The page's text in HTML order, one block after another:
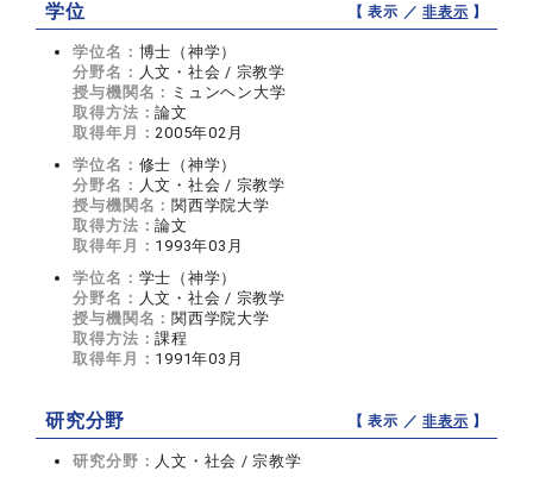
学位 【 表示 ／非表示 】
学位名： 博士（神学）
分野名： 人文・社会 / 宗教学
授与機関名： ミュンヘン大学
取得方法：論文
取得年月：2005年02月
学位名： 修士（神学）
分野名： 人文・社会 / 宗教学
授与機関名： 関西学院大学
取得方法：論文
取得年月： 1993年03月
学位名： 学士（神学）
分野名： 人文・社会 / 宗教学
授与機関名： 関西学院大学
取得方法：課程
取得年月： 1991年03月
研究分野 【 表示 ／非表示 】
研究分野： 人文・社会 / 宗教学